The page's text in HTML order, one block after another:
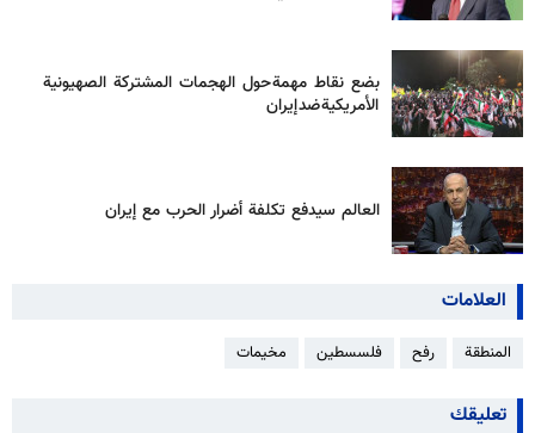
بضع نقاط مهمة حول الهجمات المشتركة الصهيونية
الأمريكية ضد إيران
العالم سيدفع تكلفة أضرار الحرب مع إيران
العلامات
المنطقة رفح فلسسطين مخيمات
تعليقك